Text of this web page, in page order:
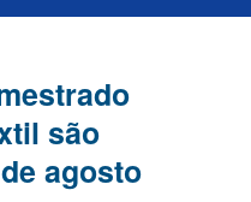
são
agosto